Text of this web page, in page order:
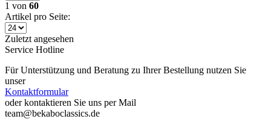
1 von 60
Artikel pro Seite:
Zuletzt angesehen
Service Hotline
Für Unterstützung und Beratung zu Ihrer Bestellung nutzen Sie
unser
Kontaktformular
oder kontaktieren Sie uns per Mail
team@bekaboclassics.de